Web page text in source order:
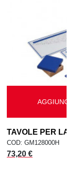
TAVOLE PER
COD: GM128000H
Prezzo
73,20 €